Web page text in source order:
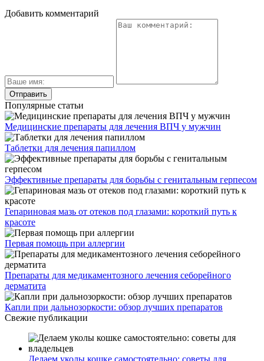
Добавить комментарий
Популярные статьи
Медицинские препараты для лечения ВПЧ у мужчин
Таблетки для лечения папиллом
Эффективные препараты для борьбы с генитальным герпесом
Гепариновая мазь от отеков под глазами: короткий путь к
красоте
Первая помощь при аллергии
Препараты для медикаментозного лечения себорейного
дерматита
Капли при дальнозоркости: обзор лучших препаратов
Свежие публикации